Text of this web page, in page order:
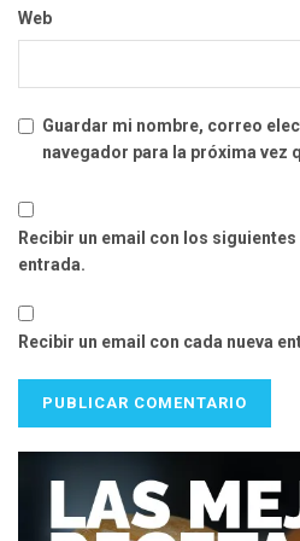
Web
Guardar mi nombre, correo
navegador para la próxima vez
Recibir un email con los
entrada.
Recibir un email con cada nueva